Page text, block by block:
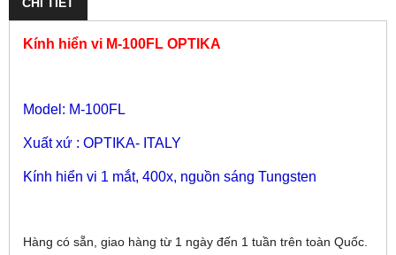
CHI TIẾT
Kính hiển vi M-100FL OPTIKA
Model: M-100FL
Xuất xứ : OPTIKA- ITALY
Kính hiển vi 1 mắt, 400x, nguồn sáng Tungsten
Hàng có sẵn, giao hàng từ 1 ngày đến 1 tuần trên toàn Quốc.